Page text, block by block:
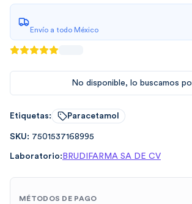
Envío a todo México
No disponible, lo buscamos
Etiquetas: Paracetamol
SKU: 7501537168995
Laboratorio: BRUDIFARMA SA DE CV
MÉTODOS DE PAGO